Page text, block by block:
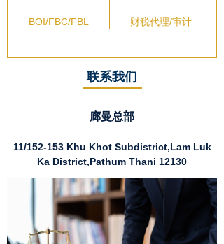
BOI/FBC/FBL 财税代理/审计
联系我们
廊曼总部
11/152-153 Khu Khot Subdistrict,Lam Luk
Ka District,Pathum Thani 12130